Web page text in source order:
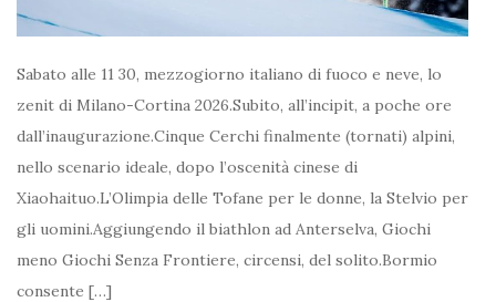
Sabato alle 11 30, mezzogiorno italiano di fuoco e neve, lo
zenit di Milano-Cortina 2026.Subito, all’incipit, a poche ore
dall’inaugurazione.Cinque Cerchi finalmente (tornati) alpini,
nello scenario ideale, dopo l’oscenità cinese di
Xiaohaituo.L’Olimpia delle Tofane per le donne, la Stelvio per
gli uomini.Aggiungendo il biathlon ad Anterselva, Giochi
meno Giochi Senza Frontiere, circensi, del solito.Bormio
consente […]